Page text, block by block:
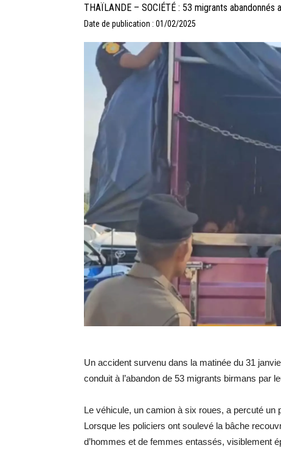
THAÏLANDE – SOCIÉTÉ : 53 migrants abandonnés
Date de publication : 01/02/2025
Un accident survenu dans la matinée du 31
conduit à l’abandon de 53 migrants birmans par
Le véhicule, un camion à six roues, a percuté
Lorsque les policiers ont soulevé la bâche
d’hommes et de femmes entassés, visiblement